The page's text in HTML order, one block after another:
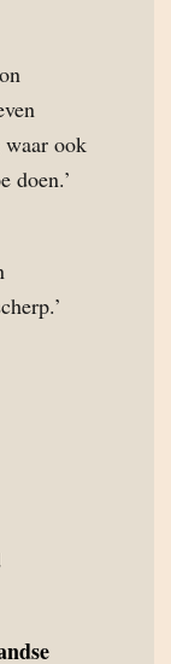
ook
doen.’